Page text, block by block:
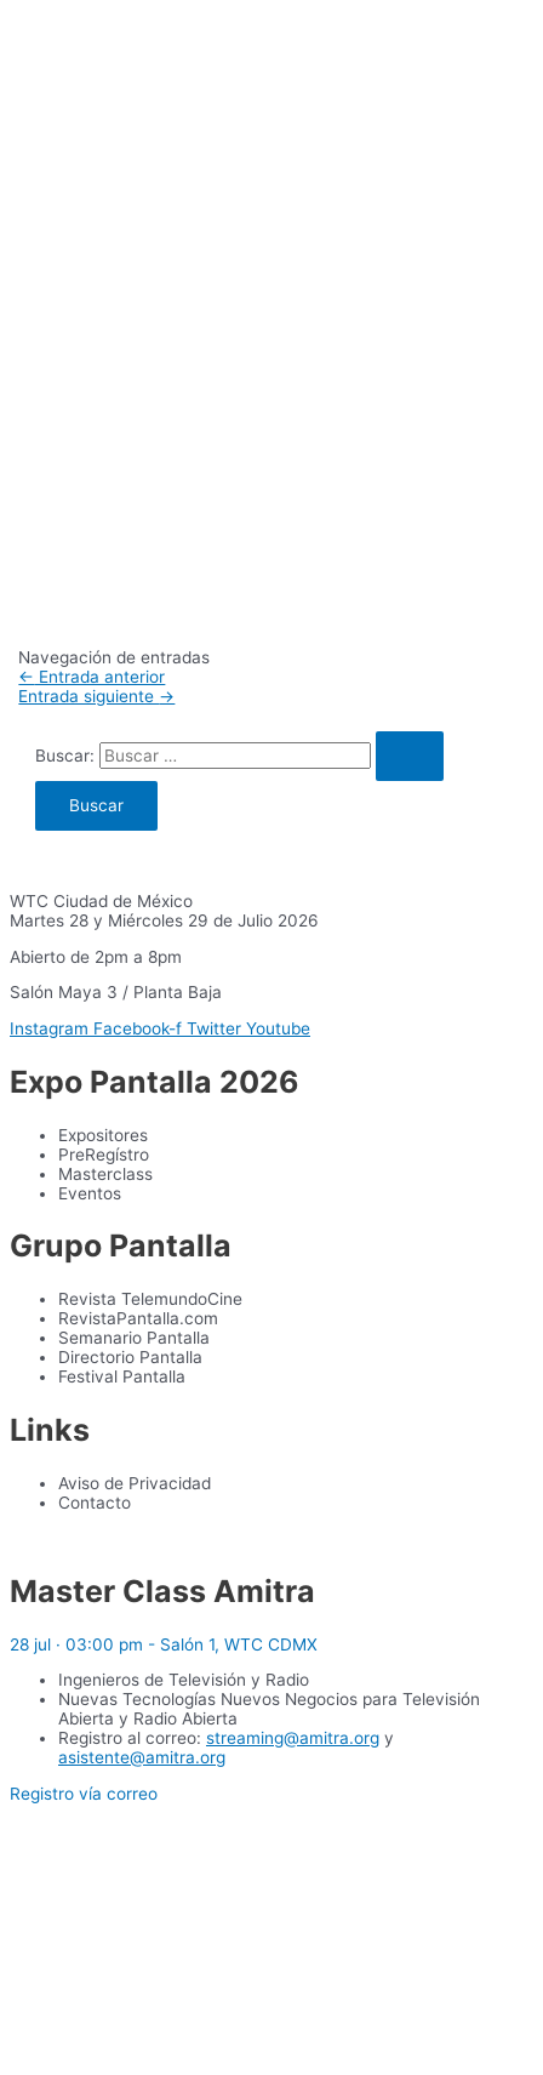
Navegación de entradas
← Entrada anterior
Entrada siguiente →
Buscar:
WTC Ciudad de México
Martes 28 y Miércoles 29 de Julio 2026
Abierto de 2pm a 8pm
Salón Maya 3 / Planta Baja
Instagram Facebook-f Twitter Youtube
Expo Pantalla 2026
Expositores
PreRegístro
Masterclass
Eventos
Grupo Pantalla
Revista TelemundoCine
RevistaPantalla.com
Semanario Pantalla
Directorio Pantalla
Festival Pantalla
Links
Aviso de Privacidad
Contacto
Master Class Amitra
28 jul · 03:00 pm - Salón 1, WTC CDMX
Ingenieros de Televisión y Radio
Nuevas Tecnologías Nuevos Negocios para Televisión
Abierta y Radio Abierta
Registro al correo: streaming@amitra.org y
asistente@amitra.org
Registro vía correo